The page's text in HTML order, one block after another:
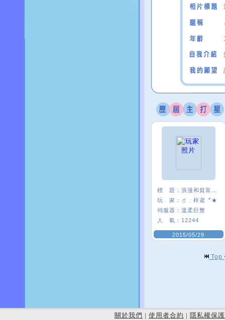
標 題：
玩 家：
〥﹑梓鳶〞★
伺服器： 溫柔巨蟹
人 氣： 12244
2015/05/29
Top
關於我們 | 使用者合約 | 隱私權保護